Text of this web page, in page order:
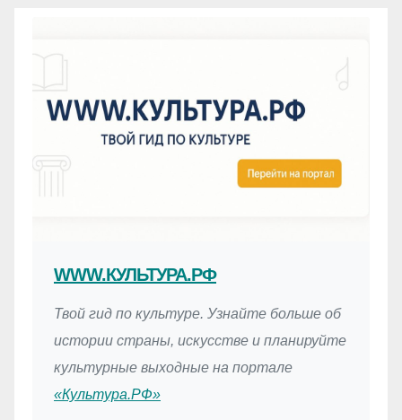
WWW.КУЛЬТУРА.РФ
Твой гид по культуре. Узнайте больше об
истории страны, искусстве и планируйте
культурные выходные на портале
«Культура.РФ»